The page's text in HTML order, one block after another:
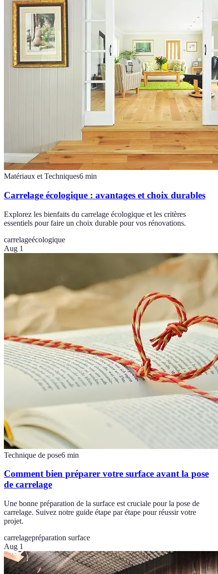
Matériaux et Techniques6 min
Carrelage écologique : avantages et choix durables
Explorez les bienfaits du carrelage écologique et les critères
essentiels pour faire un choix durable pour vos rénovations.
carrelageécologique
Aug 1
Technique de pose6 min
Comment bien préparer votre surface avant la pose
de carrelage
Une bonne préparation de la surface est cruciale pour la pose de
carrelage. Suivez notre guide étape par étape pour réussir votre
projet.
carrelagepréparation surface
Aug 1